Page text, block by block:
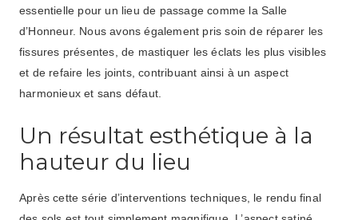
essentielle pour un lieu de passage comme la Salle
d’Honneur. Nous avons également pris soin de réparer les
fissures présentes, de mastiquer les éclats les plus visibles
et de refaire les joints, contribuant ainsi à un aspect
harmonieux et sans défaut.
Un résultat esthétique à la
hauteur du lieu
Après cette série d’interventions techniques, le rendu final